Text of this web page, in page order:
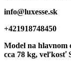
info@luxesse.sk
+421918748450
Model na hlavnom
cca 78 kg, veľkosť